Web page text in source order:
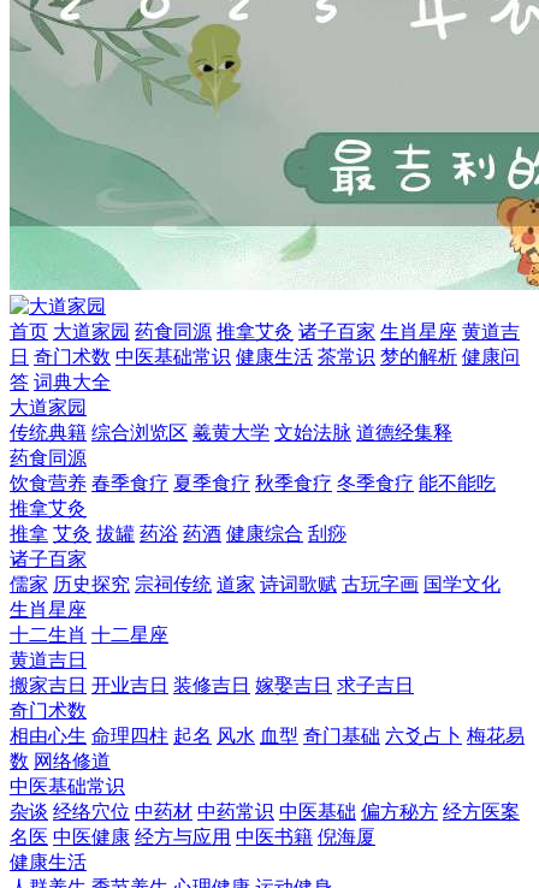
首页 大道家园 药食同源 推拿艾灸 诸子百家 生肖星座 黄道吉
日 奇门术数 中医基础常识 健康生活 茶常识 梦的解析 健康问
答 词典大全
大道家园
传统典籍 综合浏览区 羲黄大学 文始法脉 道德经集释
药食同源
饮食营养 春季食疗 夏季食疗 秋季食疗 冬季食疗 能不能吃
推拿艾灸
推拿 艾灸 拔罐 药浴 药酒 健康综合 刮痧
诸子百家
儒家 历史探究 宗祠传统 道家 诗词歌赋 古玩字画 国学文化
生肖星座
十二生肖 十二星座
黄道吉日
搬家吉日 开业吉日 装修吉日 嫁娶吉日 求子吉日
奇门术数
相由心生 命理四柱 起名 风水 血型 奇门基础 六爻占卜 梅花易
数 网络修道
中医基础常识
杂谈 经络穴位 中药材 中药常识 中医基础 偏方秘方 经方医案
名医 中医健康 经方与应用 中医书籍 倪海厦
健康生活